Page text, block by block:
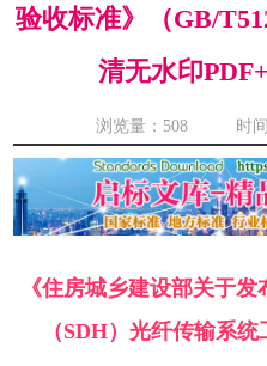
验收标准》（GB/
清无水印
浏览量： 508 时间：
《住房城乡建设部关于
（SDH）光纤传输系